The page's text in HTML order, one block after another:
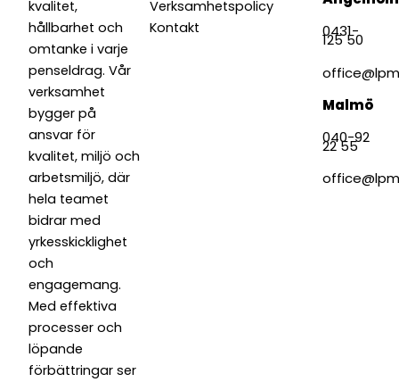
kvalitet,
hållbarhet och
omtanke i varje
penseldrag. Vår
verksamhet
bygger på
ansvar för
kvalitet, miljö och
arbetsmiljö, där
hela teamet
bidrar med
yrkesskicklighet
och
engagemang.
Med effektiva
processer och
löpande
förbättringar ser
Verksamhetspolicy
Kontakt
0431-
125 50
Malmö
040-92
22 55